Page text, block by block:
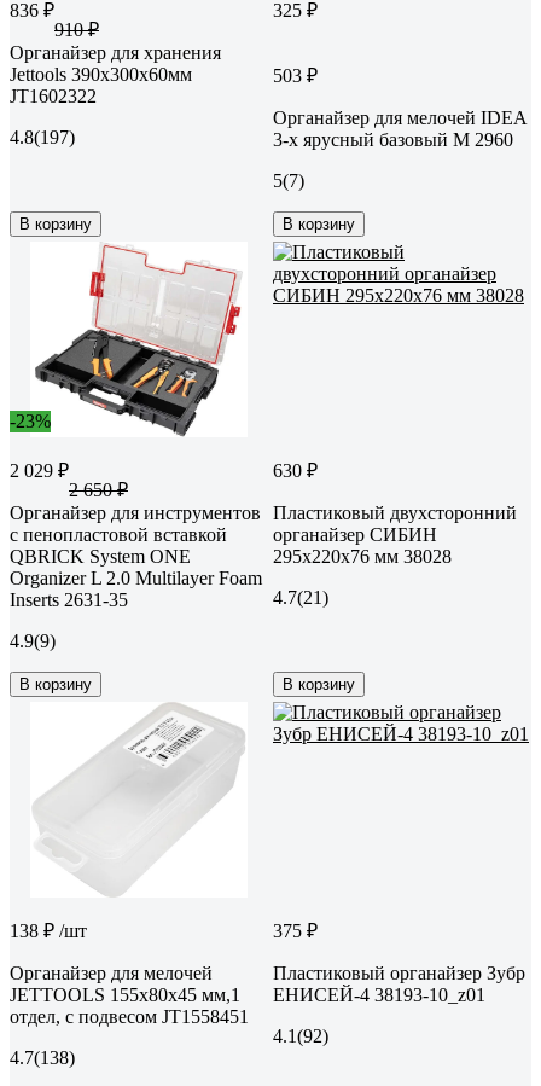
836 ₽
910 ₽
Органайзер для хранения
Jettools 390х300х60мм
JT1602322
4.8(197)
В корзину
325 ₽
503 ₽
Органайзер для мелочей IDEA
3-х ярусный базовый М 2960
5(7)
В корзину
-23%
2 029 ₽
2 650 ₽
Органайзер для инструментов
с пенопластовой вставкой
QBRICK System ONE
Organizer L 2.0 Multilayer Foam
Inserts 2631-35
4.9(9)
В корзину
630 ₽
Пластиковый двухсторонний
органайзер СИБИН
295x220x76 мм 38028
4.7(21)
В корзину
138 ₽ /шт
Органайзер для мелочей
JETTOOLS 155x80x45 мм,1
отдел, с подвесом JT1558451
4.7(138)
375 ₽
Пластиковый органайзер Зубр
ЕНИСЕЙ-4 38193-10_z01
4.1(92)